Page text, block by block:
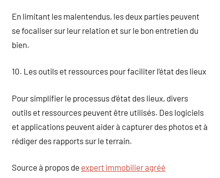
En limitant les malentendus, les deux parties peuvent
se focaliser sur leur relation et sur le bon entretien du
bien.
10. Les outils et ressources pour faciliter l’état des lieux
Pour simplifier le processus d’état des lieux, divers
outils et ressources peuvent être utilisés. Des logiciels
et applications peuvent aider à capturer des photos et à
rédiger des rapports sur le terrain.
Source à propos de expert immobilier agréé